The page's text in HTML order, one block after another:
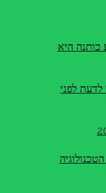
כותנה היא
לדעת לפני